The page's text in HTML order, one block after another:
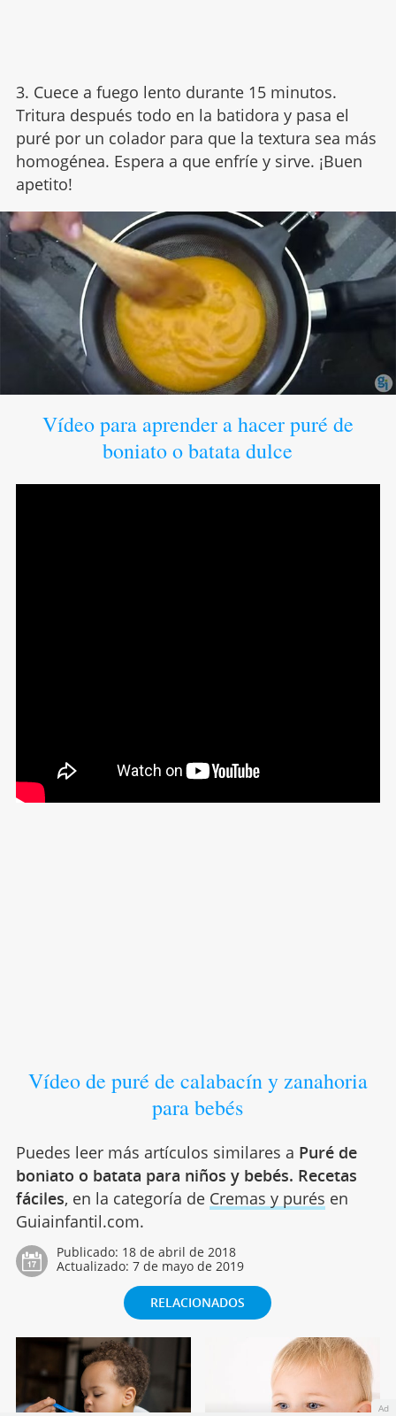
3. Cuece a fuego lento durante 15 minutos.
Tritura después todo en la batidora y pasa el
puré por un colador para que la textura sea más
homogénea. Espera a que enfríe y sirve. ¡Buen
apetito!
Vídeo para aprender a hacer puré de
boniato o batata dulce
Vídeo de puré de calabacín y zanahoria
para bebés
Puedes leer más artículos similares a Puré de
boniato o batata para niños y bebés. Recetas
fáciles, en la categoría de Cremas y purés en
Guiainfantil.com.
Publicado: 18 de abril de 2018
Actualizado: 7 de mayo de 2019
RELACIONADOS
Ad